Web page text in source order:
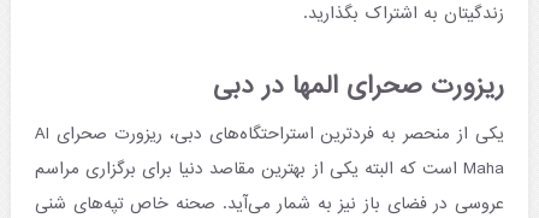
زندگیتان به اشتراک بگذارید.
ریزورت صحرای المها در دبی
یکی از منحصر به فردترین استراحتگاه‌های دبی، ریزورت صحرای Al
Maha است که البته یکی از بهترین مقاصد دنیا برای برگزاری مراسم
عروسی در فضای باز نیز به شمار می‌آید. صحنه خاص تپه‌های شنی